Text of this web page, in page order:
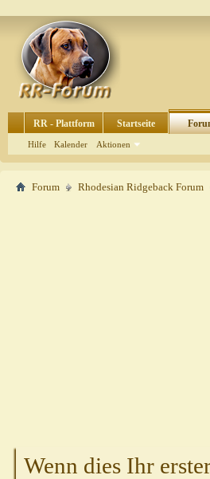
RR - Plattform Startseite
Hilfe Kalender Aktionen
Forum Rhodesian Ridgeback Forum
Wenn dies Ihr